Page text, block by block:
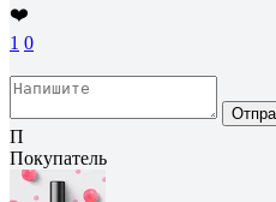
❤️
1 0
П
Покупатель